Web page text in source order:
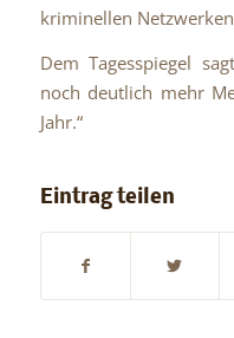
kriminellen
Dem Tagesspiegel
noch deutlich mehr
Jahr.“
Eintrag teilen